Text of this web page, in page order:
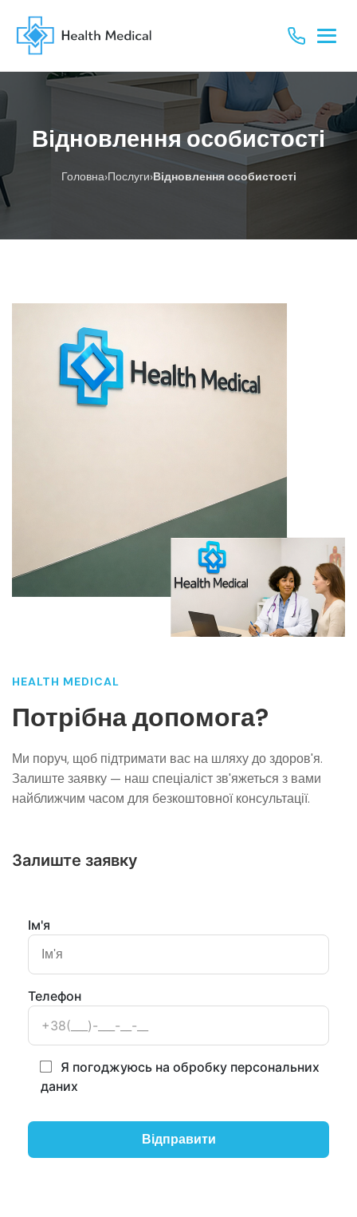
Відновлення особистості
Головна›Послуги›Відновлення особистості
HEALTH MEDICAL
Потрібна допомога?
Ми поруч, щоб підтримати вас на шляху до здоров'я.
Залиште заявку — наш спеціаліст зв'яжеться з вами
найближчим часом для безкоштовної консультації.
Залиште заявку
Ім'я
Телефон
Я погоджуюсь на обробку персональних
даних